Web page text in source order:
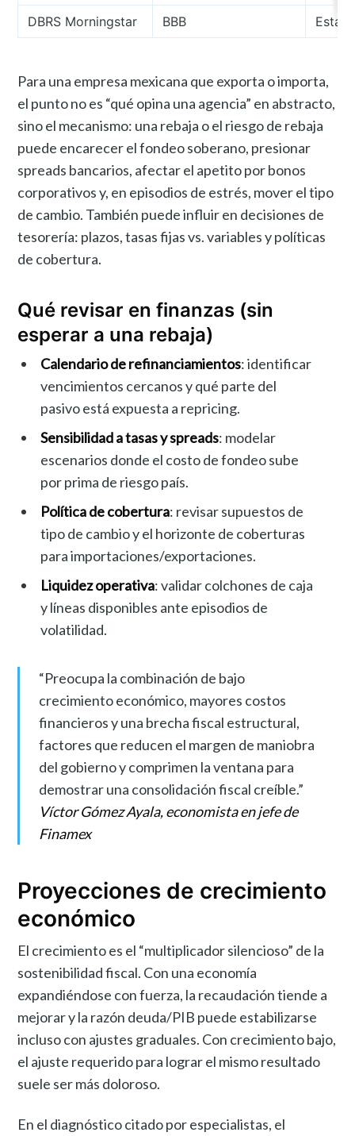
DBRS Morningstar BBB
Para una empresa mexicana que exporta o importa,
el punto no es “qué opina una agencia” en abstracto,
sino el mecanismo: una rebaja o el riesgo de rebaja
puede encarecer el fondeo soberano, presionar
spreads bancarios, afectar el apetito por bonos
corporativos y, en episodios de estrés, mover el tipo
de cambio. También puede influir en decisiones de
tesorería: plazos, tasas fijas vs. variables y políticas
de cobertura.
Qué revisar en finanzas (sin
esperar a una rebaja)
Calendario de refinanciamientos: identificar
vencimientos cercanos y qué parte del
pasivo está expuesta a repricing.
Sensibilidad a tasas y spreads: modelar
escenarios donde el costo de fondeo sube
por prima de riesgo país.
Política de cobertura: revisar supuestos de
tipo de cambio y el horizonte de coberturas
para importaciones/exportaciones.
Liquidez operativa: validar colchones de caja
y líneas disponibles ante episodios de
volatilidad.
“Preocupa la combinación de bajo
crecimiento económico, mayores costos
financieros y una brecha fiscal estructural,
factores que reducen el margen de maniobra
del gobierno y comprimen la ventana para
demostrar una consolidación fiscal creíble.”
Víctor Gómez Ayala, economista en jefe de
Finamex
Proyecciones de crecimiento
económico
El crecimiento es el “multiplicador silencioso” de la
sostenibilidad fiscal. Con una economía
expandiéndose con fuerza, la recaudación tiende a
mejorar y la razón deuda/PIB puede estabilizarse
incluso con ajustes graduales. Con crecimiento bajo,
el ajuste requerido para lograr el mismo resultado
suele ser más doloroso.
En el diagnóstico citado por especialistas, el